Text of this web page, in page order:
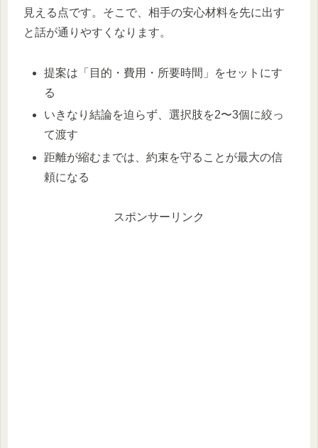
見える点です。そこで、相手の安心材料を先に出す
と話が通りやすくなります。
提案は「目的・費用・所要時間」をセットにす
る
いきなり結論を迫らず、選択肢を2〜3個に絞っ
て渡す
距離が縮むまでは、約束を守ることが最大の信
頼になる
スポンサーリンク